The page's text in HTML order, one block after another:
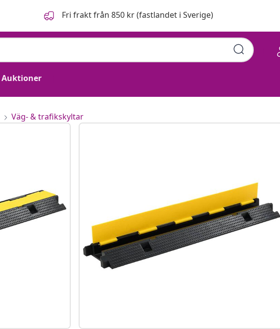
Fri frakt från 850 kr (fastlandet i Sverige)
Auktioner
Väg- & trafikskyltar